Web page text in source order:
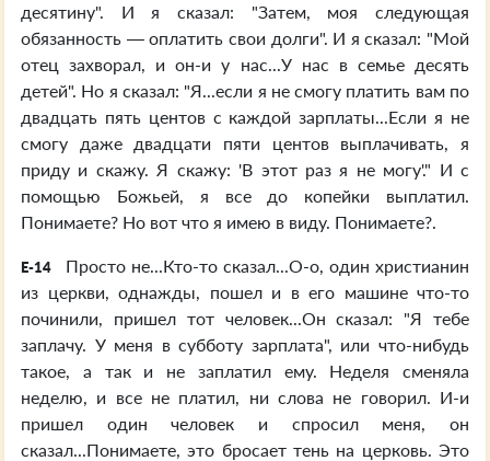
десятину". И я сказал: "Затем, моя следующая
обязанность — оплатить свои долги". И я сказал: "Мой
отец захворал, и он-и у нас...У нас в семье десять
детей". Но я сказал: "Я...если я не смогу платить вам по
двадцать пять центов с каждой зарплаты...Если я не
смогу даже двадцати пяти центов выплачивать, я
приду и скажу. Я скажу: 'В этот раз я не могу'." И с
помощью Божьей, я все до копейки выплатил.
Понимаете? Но вот что я имею в виду. Понимаете?.
E-14
Просто не...Кто-то сказал...О-о, один христианин
из церкви, однажды, пошел и в его машине что-то
починили, пришел тот человек...Он сказал: "Я тебе
заплачу. У меня в субботу зарплата", или что-нибудь
такое, а так и не заплатил ему. Неделя сменяла
неделю, и все не платил, ни слова не говорил. И-и
пришел один человек и спросил меня, он
сказал...Понимаете, это бросает тень на церковь. Это